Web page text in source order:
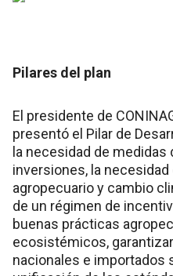
Pilares del plan
El presidente de
presentó el Pilar de
la necesidad de medidas
inversiones, la
agropecuario y cambio
de un régimen de
buenas prácticas
ecosistémicos,
nacionales e importados